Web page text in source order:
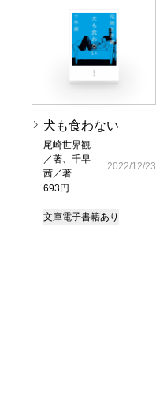
犬も食わない
尾崎世界観
／著、千早
茜／著
693円
2022/12/23
文庫電子書籍あり